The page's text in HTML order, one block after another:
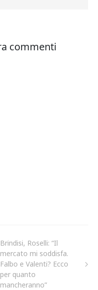
Brindisi, Roselli: “Il
mercato mi soddisfa.
Falbo e Valenti? Ecco
per quanto
mancheranno”